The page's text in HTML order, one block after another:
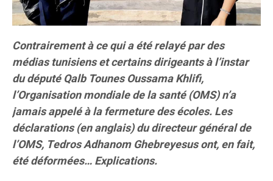
Contrairement à ce qui a été relayé par des
médias tunisiens et certains dirigeants à l’instar
du député Qalb Tounes Oussama Khlifi,
l’Organisation mondiale de la santé (OMS) n’a
jamais appelé à la fermeture des écoles. Les
déclarations (en anglais) du directeur général de
l’OMS, Tedros Adhanom Ghebreyesus ont, en fait,
été déformées… Explications.